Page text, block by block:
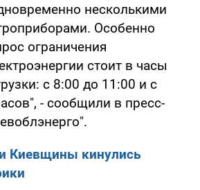
несколькими
Особенно
ограничения
стоит в часы
с 8:00 до 11:00 и с
- сообщили в пресс-
Киевщины кинулись